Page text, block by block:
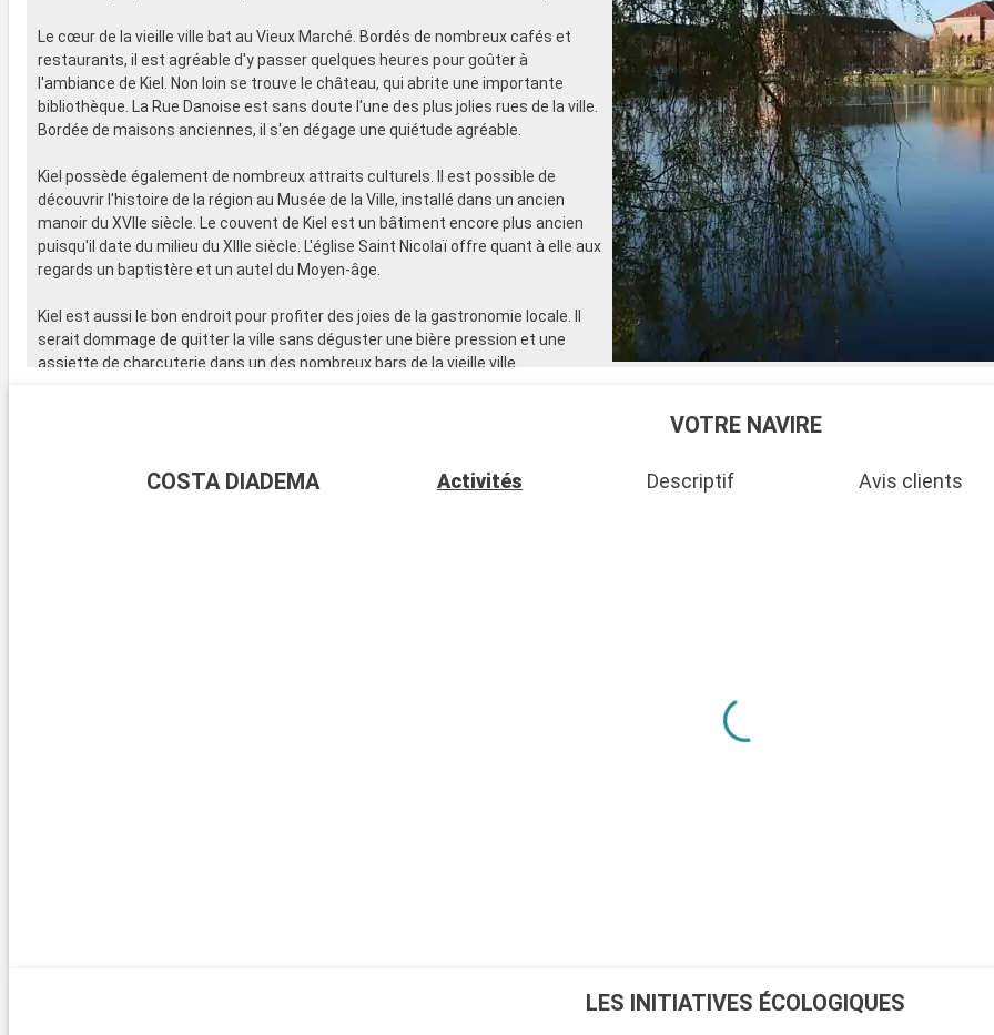
Le cœur de la vieille ville bat au Vieux Marché. Bordés de nombreux cafés et
restaurants, il est agréable d'y passer quelques heures pour goûter à
l'ambiance de Kiel. Non loin se trouve le château, qui abrite une importante
bibliothèque. La Rue Danoise est sans doute l'une des plus jolies rues de la ville.
Bordée de maisons anciennes, il s'en dégage une quiétude agréable.
Kiel possède également de nombreux attraits culturels. Il est possible de
découvrir l'histoire de la région au Musée de la Ville, installé dans un ancien
manoir du XVIIe siècle. Le couvent de Kiel est un bâtiment encore plus ancien
puisqu'il date du milieu du XIIIe siècle. L'église Saint Nicolaï offre quant à elle aux
regards un baptistère et un autel du Moyen-âge.
Kiel est aussi le bon endroit pour profiter des joies de la gastronomie locale. Il
serait dommage de quitter la ville sans déguster une bière pression et une
assiette de charcuterie dans un des nombreux bars de la vieille ville.
VOTRE NAVIRE
COSTA DIADEMA Activités Descriptif Avis clients
LES INITIATIVES ÉCOLOGIQUES